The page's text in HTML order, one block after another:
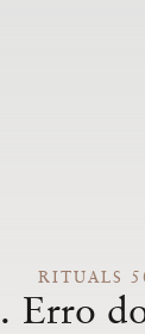
RITUALS
Erro